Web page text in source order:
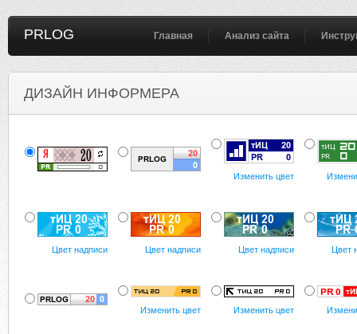
PRLOG Главная Анализ сайта
ДИЗАЙН ИНФОРМЕРА
Изменить цвет
Цвет надписи Цвет надписи Цвет надписи Цвет
Изменить цвет Изменить цвет